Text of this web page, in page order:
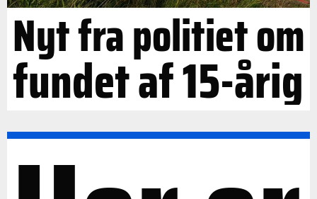
Nyt fra politiet om
fundet af 15-årig